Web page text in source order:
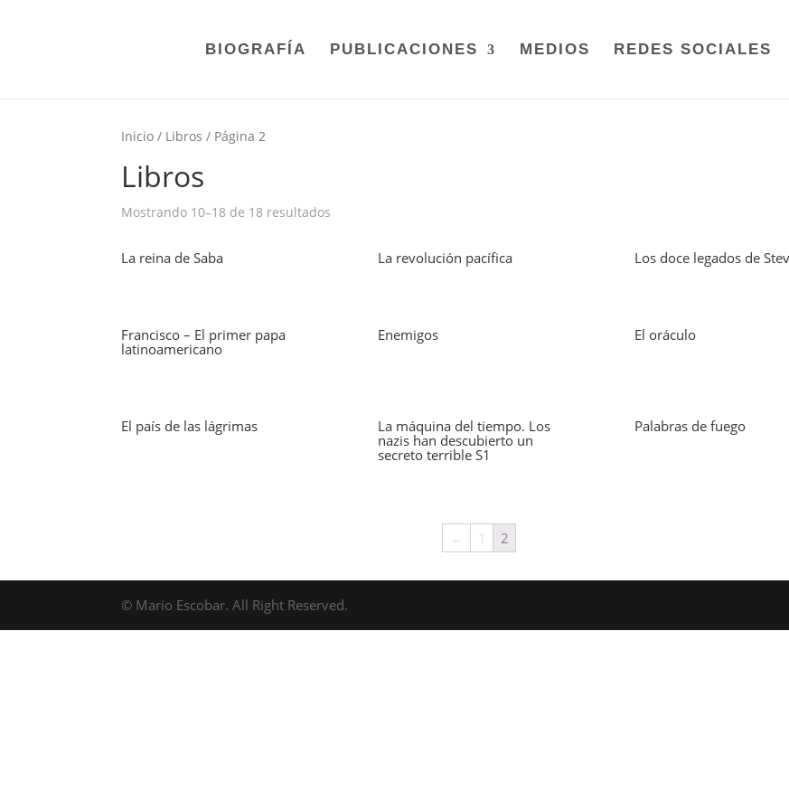
BIOGRAFÍA PUBLICACIONES MEDIOS REDES SOCIALES
Inicio / Libros / Página 2
Libros
Mostrando 10–18 de 18 resultados
La reina de Saba La revolución pacífica Los doce legados de
Francisco – El primer papa
latinoamericano
Enemigos El oráculo
El país de las lágrimas
La máquina del tiempo. Los
nazis han descubierto un
secreto terrible S1
Palabras de fuego
← 1 2
© Mario Escobar. All Right Reserved.